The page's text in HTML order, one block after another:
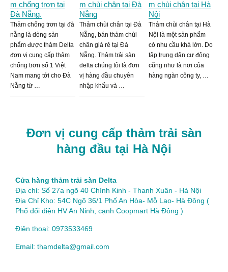
m chống trơn tại
Đà Nẵng.
Thảm chống trơn tại đà
nẵng là dòng sản
phẩm được thảm Delta
đơn vị cung cấp thảm
chống trơn số 1 Việt
Nam mang tới cho Đà
Nẵng từ …
m chùi chân tại Đà
Nẵng
Thảm chùi chân tại Đà
Nẵng, bán thảm chùi
chân giá rẻ tại Đà
Nẵng. Thảm trải sàn
delta chúng tôi là đơn
vị hàng đầu chuyên
nhập khẩu và …
m chùi chân tại Hà
Nội
Thảm chùi chân tại Hà
Nội là một sản phẩm
có nhu cầu khá lớn. Do
tập trung dân cư đông
cũng như là nơi của
hàng ngàn công ty, …
Đơn vị cung cấp thảm trải sàn
hàng đầu tại Hà Nội
Cửa hàng thảm trải sàn Delta
Địa chỉ: Số 27a ngõ 40 Chính Kinh - Thanh Xuân - Hà Nội
Địa Chỉ Kho: 54C Ngõ 36/1 Phố An Hòa- Mỗ Lao- Hà Đông (
Phố đối diện HV An Ninh, cạnh Coopmart Hà Đông )
Điện thoại: 0973533469
Email: thamdelta@gmail.com